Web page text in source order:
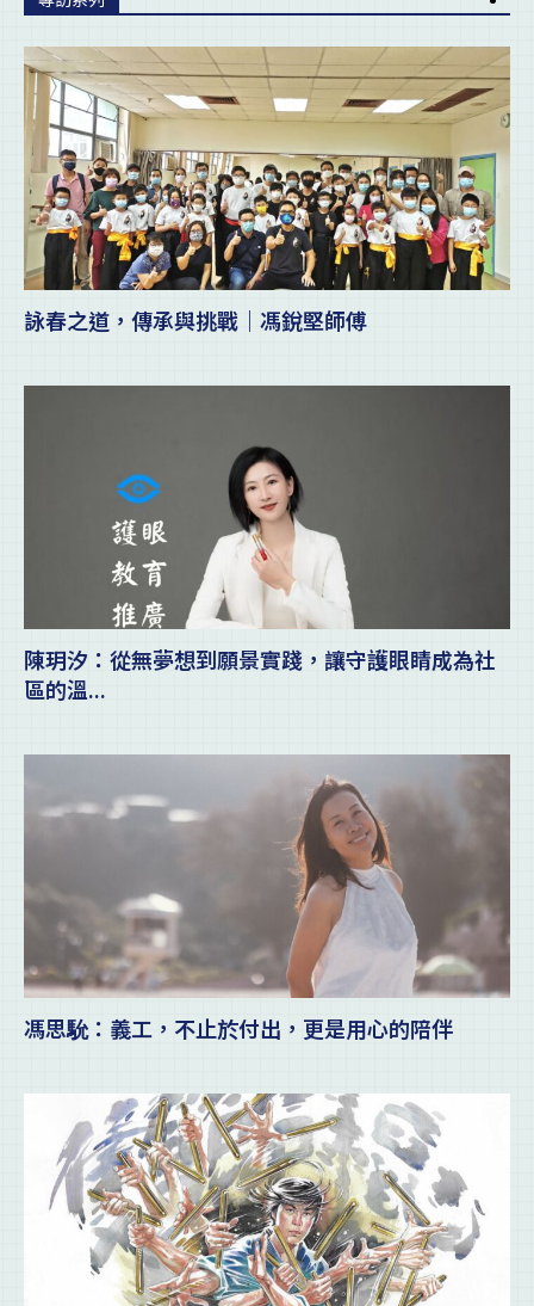
詠春之道，傳承與挑戰｜馮銳堅師傅
陳玥汐：從無夢想到願景實踐，讓守護眼睛成為社
區的溫...
馮思馻：義工，不止於付出，更是用心的陪伴